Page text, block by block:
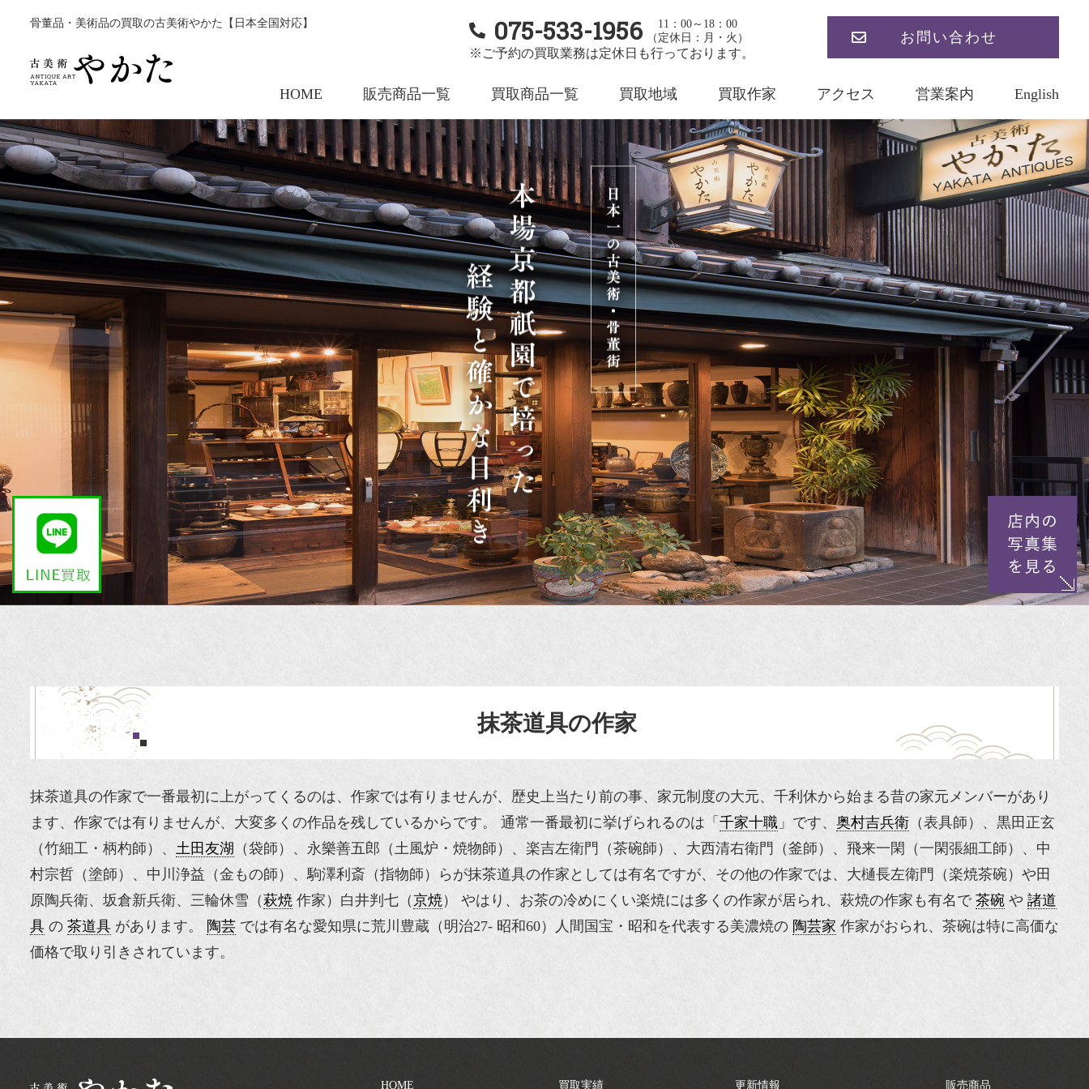
骨董品・美術品の買取の古美術やかた【日本全国対応】 075-533-1956
11：00～18：00
（定休日：月・火）
※ご予約の買取業務は定休日も行っております。
お問い合わせ
HOME 販売商品一覧 買取商品一覧 買取地域 買取作家 アクセス 営業案内 English
抹茶道具の作家
抹茶道具の作家で一番最初に上がってくるのは、作家では有りませんが、歴史上当たり前の事、家元制度の大元、千利休から始まる昔の家元メンバーがあり
ます、作家では有りませんが、大変多くの作品を残しているからです。 通常一番最初に挙げられるのは「 千家十職 」です、 奥村吉兵衛 （表具師）、 黒田正玄
（竹細工・柄杓師）、 土田友湖 （袋師）、 永樂善五郎 （土風炉・焼物師）、 楽吉左衛門 （茶碗師）、 大西清右衛門 （釜師）、 飛来一閑 （一閑張細工師）、 中
村宗哲 （塗師）、 中川浄益 （金もの師）、駒澤利斎（指物師）らが抹茶道具の作家としては有名ですが、その他の作家では、 大樋長左衛門
（楽焼茶碗）や田
原陶兵衛、坂倉新兵衛、 三輪休雪 （萩焼 作家）白井判七（京焼） やはり、お茶の冷めにくい楽焼には多くの作家が居られ、萩焼の作家も有名で 茶碗 や 諸道
具 の 茶道具 があります。 陶芸 では有名な愛知県に荒川豊蔵 （明治27- 昭和60） 人間国宝 ・昭和を代表する美濃焼の 陶芸家 作家がおられ、茶碗は特に高価な
価格で取り引きされています。
HOME 買取実績 更新情報 販売商品